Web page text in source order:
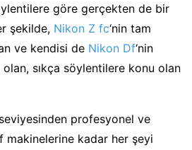
göre gerçekten de bir
şekilde, Nikon Z fc‘nin tam
ve kendisi de Nikon Df‘nin
sıkça söylentilere konu olan
profesyonel ve
kadar her şeyi